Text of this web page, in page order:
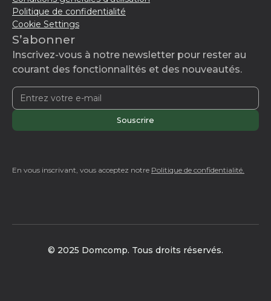
Politique de confidentialité
Cookie Settings
S’abonner
Inscrivez-vous à notre newsletter pour rester au
courant des fonctionnalités et des nouveautés.
En vous inscrivant, vous acceptez notre Politique de confidentialité.
© 2025 Domcomp. Tous droits réservés.